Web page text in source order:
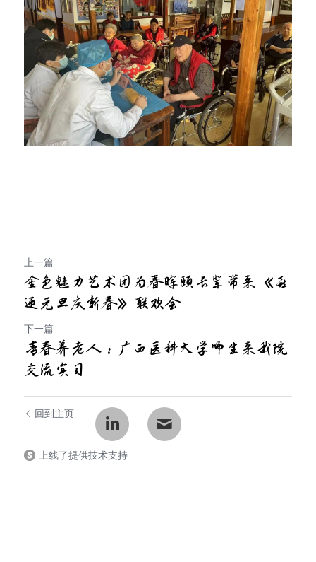
上一篇
金色魅力艺术团为春晖颐长辈带来《喜
迎元旦庆新春》联欢会
下一篇
青春养老人：广西医科大学师生来我院
交流实习
回到主页
上线了提供技术支持